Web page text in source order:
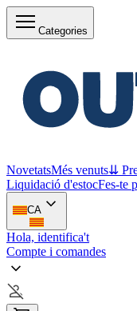
Categories
NovetatsMés venuts⇊
Liquidació d'estocFes-te
CA
Hola, identifica't
Compte i comandes